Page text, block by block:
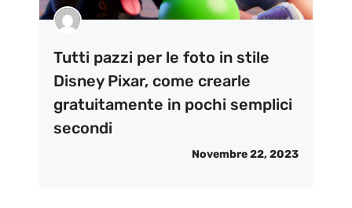
Tutti pazzi per le foto in stile
Disney Pixar, come crearle
gratuitamente in pochi semplici
secondi
Novembre 22, 2023